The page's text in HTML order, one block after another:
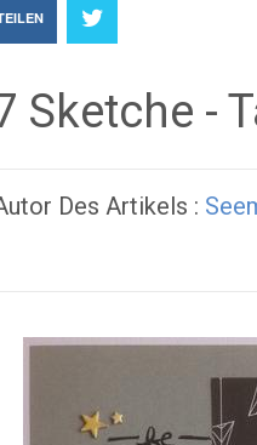
Sketche -
Des Artikels :